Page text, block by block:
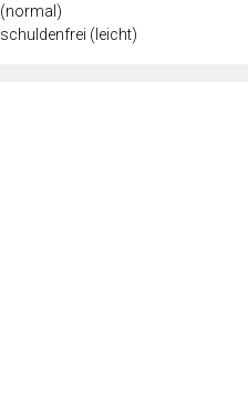
(normal)
schuldenfrei (leicht)